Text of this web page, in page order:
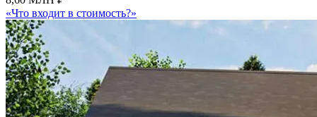
«Что входит в стоимость?»